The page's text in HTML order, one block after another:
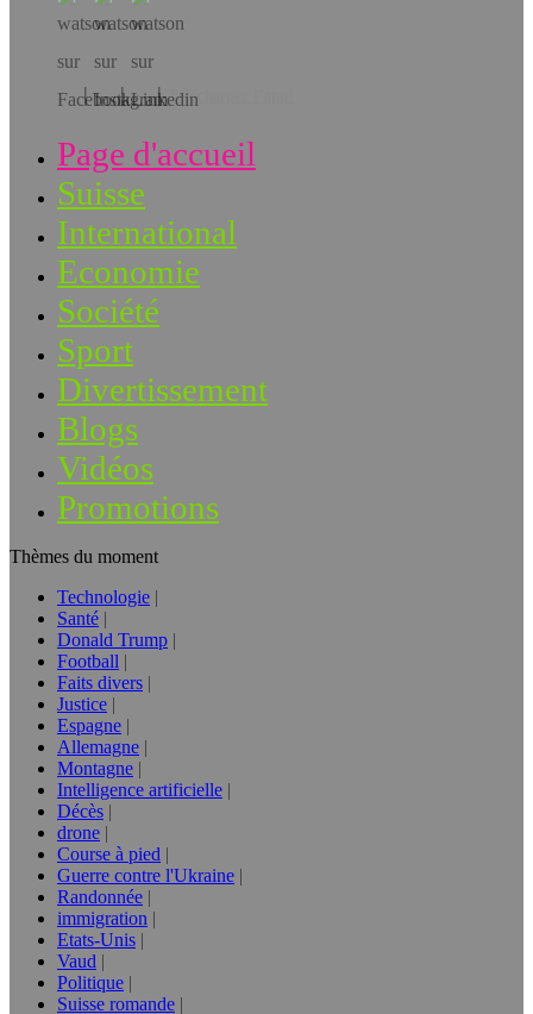
Téléchargez l’app!
Page d'accueil
Suisse
International
Economie
Société
Sport
Divertissement
Blogs
Vidéos
Promotions
Thèmes du moment
Technologie
Santé
Donald Trump
Football
Faits divers
Justice
Espagne
Allemagne
Montagne
Intelligence artificielle
Décès
drone
Course à pied
Guerre contre l'Ukraine
Randonnée
immigration
Etats-Unis
Vaud
Politique
Suisse romande